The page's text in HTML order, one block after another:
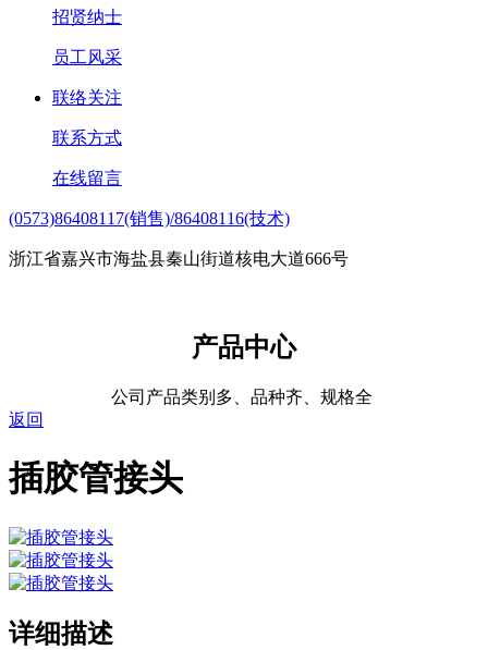
招贤纳士
员工风采
联络关注
联系方式
在线留言
(0573)86408117(销售)/86408116(技术)
浙江省嘉兴市海盐县秦山街道核电大道666号
产品中心
公司产品类别多、品种齐、规格全
返回
插胶管接头
详细描述